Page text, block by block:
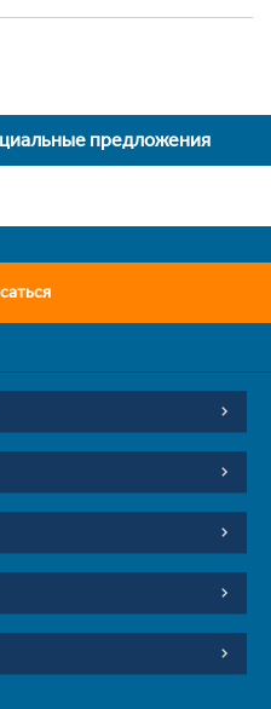
предложения